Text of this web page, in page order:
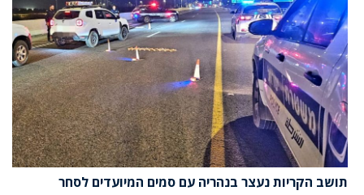
תושב הקריות נעצר בנהריה עם סמים המיועדים לסחר